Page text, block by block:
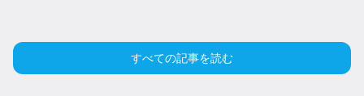
すべての記事を読む